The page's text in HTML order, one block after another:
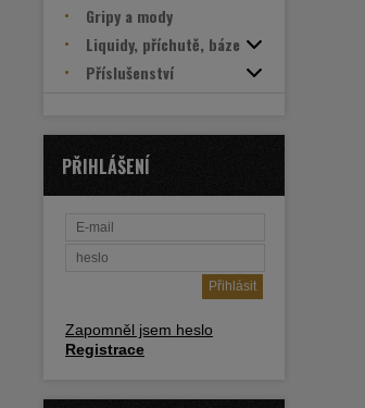
Gripy a mody
Liquidy, příchutě, báze
Příslušenství
PŘIHLÁŠENÍ
Zapomněl jsem heslo
Registrace